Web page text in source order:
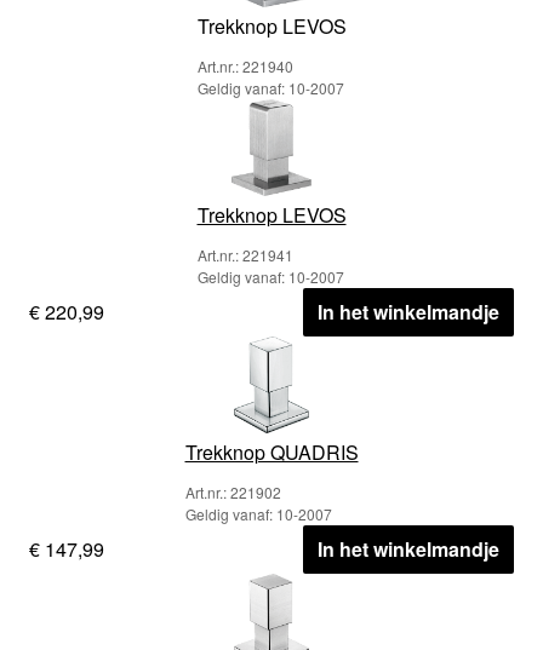
Trekknop LEVOS
Art.nr.: 221940
Geldig vanaf: 10-2007
Trekknop LEVOS
Art.nr.: 221941
Geldig vanaf: 10-2007
€ 220,99 In het winkelmandje
Trekknop QUADRIS
Art.nr.: 221902
Geldig vanaf: 10-2007
€ 147,99 In het winkelmandje